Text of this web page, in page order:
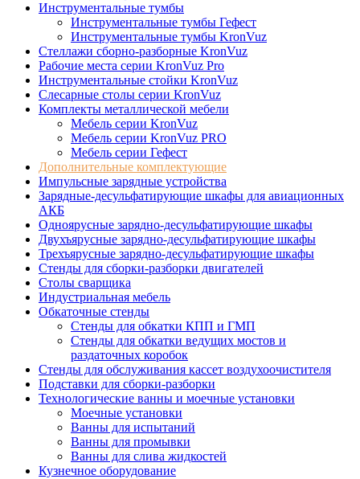
Инструментальные тумбы
Инструментальные тумбы Гефест
Инструментальные тумбы KronVuz
Стеллажи сборно-разборные KronVuz
Рабочие места серии KronVuz Pro
Инструментальные стойки KronVuz
Слесарные столы серии KronVuz
Комплекты металлической мебели
Мебель серии KronVuz
Мебель серии KronVuz PRO
Мебель серии Гефест
Дополнительные комплектующие
Импульсные зарядные устройства
Зарядные-десульфатирующие шкафы для авиационных
АКБ
Одноярусные зарядно-десульфатирующие шкафы
Двухъярусные зарядно-десульфатирующие шкафы
Трехъярусные зарядно-десульфатирующие шкафы
Стенды для сборки-разборки двигателей
Столы сварщика
Индустриальная мебель
Обкаточные стенды
Стенды для обкатки КПП и ГМП
Стенды для обкатки ведущих мостов и
раздаточных коробок
Стенды для обслуживания кассет воздухоочистителя
Подставки для сборки-разборки
Технологические ванны и моечные установки
Моечные установки
Ванны для испытаний
Ванны для промывки
Ванны для слива жидкостей
Кузнечное оборудование